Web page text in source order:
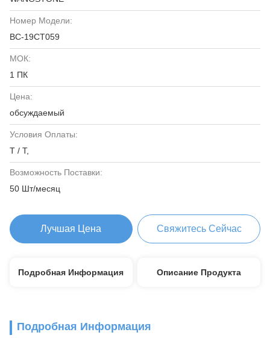
Номер Модели:
ВС-19СТ059
МОК:
1 ПК
Цена:
обсуждаемый
Условия Оплаты:
T / T,
Возможность Поставки:
50 Шт/месяц
Лучшая Цена Свяжитесь Сейчас
Подробная Информация Описание Продукта
Подробная Информация